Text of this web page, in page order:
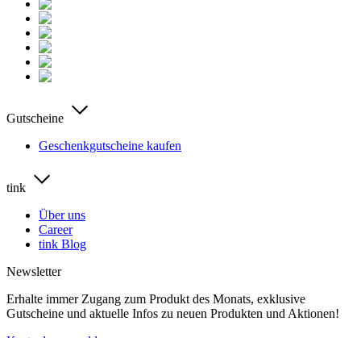
Gutscheine
Geschenkgutscheine kaufen
tink
Über uns
Career
tink Blog
Newsletter
Erhalte immer Zugang zum Produkt des Monats, exklusive
Gutscheine und aktuelle Infos zu neuen Produkten und Aktionen!